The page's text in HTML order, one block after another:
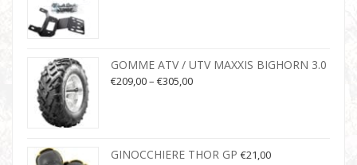
GOMME ATV / UTV MAXXIS BIGHORN 3.0
€209,00– €305,00
GINOCCHIERE THOR GP €21,00